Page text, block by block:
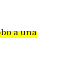
a una